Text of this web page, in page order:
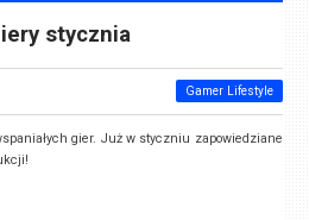
stycznia
Gamer Lifestyle
gier. Już w styczniu zapowiedziane